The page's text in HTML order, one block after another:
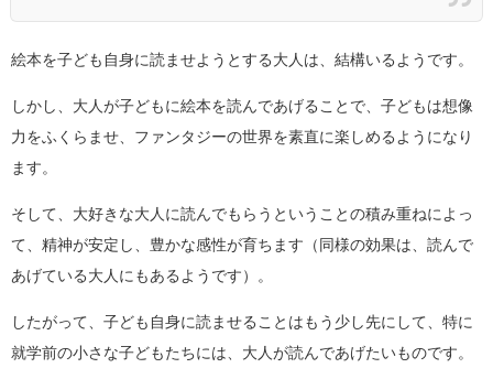
絵本を子ども自身に読ませようとする大人は、結構いるようです。
しかし、大人が子どもに絵本を読んであげることで、子どもは想像
力をふくらませ、ファンタジーの世界を素直に楽しめるようになり
ます。
そして、大好きな大人に読んでもらうということの積み重ねによっ
て、精神が安定し、豊かな感性が育ちます（同様の効果は、読んで
あげている大人にもあるようです）。
したがって、子ども自身に読ませることはもう少し先にして、特に
就学前の小さな子どもたちには、大人が読んであげたいものです。